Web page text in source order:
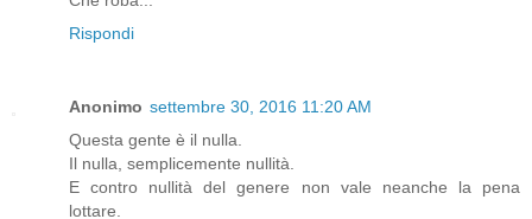
Rispondi
Anonimo settembre 30, 2016 11:20 AM
Questa gente è il nulla.
Il nulla, semplicemente nullità.
E contro nullità del genere non vale neanche la pena
lottare.